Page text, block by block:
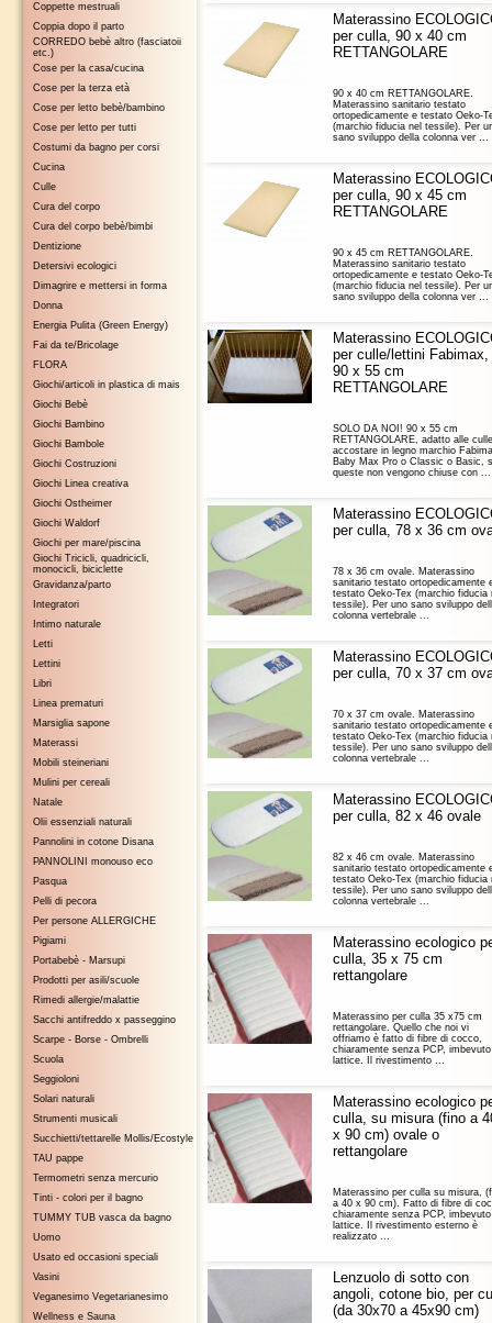
Coppette mestruali
Coppia dopo il parto
CORREDO bebè altro (fasciatoii
etc.)
Cose per la casa/cucina
Cose per la terza età
Cose per letto bebè/bambino
Cose per letto per tutti
Costumi da bagno per corsi
Cucina
Culle
Cura del corpo
Cura del corpo bebè/bimbi
Dentizione
Detersivi ecologici
Dimagrire e mettersi in forma
Donna
Energia Pulita (Green Energy)
Fai da te/Bricolage
FLORA
Giochi/articoli in plastica di mais
Giochi Bebè
Giochi Bambino
Giochi Bambole
Giochi Costruzioni
Giochi Linea creativa
Giochi Ostheimer
Giochi Waldorf
Giochi per mare/piscina
Giochi Tricicli, quadricicli,
monocicli, biciclette
Gravidanza/parto
Integratori
Intimo naturale
Letti
Lettini
Libri
Linea prematuri
Marsiglia sapone
Materassi
Mobili steineriani
Mulini per cereali
Natale
Olii essenziali naturali
Pannolini in cotone Disana
PANNOLINI monouso eco
Pasqua
Pelli di pecora
Per persone ALLERGICHE
Pigiami
Portabebè - Marsupi
Prodotti per asili/scuole
Rimedi allergie/malattie
Sacchi antifreddo x passeggino
Scarpe - Borse - Ombrelli
Scuola
Seggioloni
Solari naturali
Strumenti musicali
Succhietti/tettarelle Mollis/Ecostyle
TAU pappe
Termometri senza mercurio
Tinti - colori per il bagno
TUMMY TUB vasca da bagno
Uomo
Usato ed occasioni speciali
Vasini
Veganesimo Vegetarianesimo
Wellness e Sauna
Materassino
per culla, 90 x 40 cm
RETTANGOLARE
90 x 40 cm RETTANGOLARE.
Materassino sanitario testato
ortopedicamente e testato Oeko-
(marchio fiducia nel tessile). Per
sano sviluppo della colonna ver ...
Materassino
per culla, 90 x 45 cm
RETTANGOLARE
90 x 45 cm RETTANGOLARE.
Materassino sanitario testato
ortopedicamente e testato Oeko-
(marchio fiducia nel tessile). Per
sano sviluppo della colonna ver ...
Materassino
per culle/lettini Fabimax,
90 x 55 cm
RETTANGOLARE
SOLO DA NOI! 90 x 55 cm
RETTANGOLARE, adatto alle
accostare in legno marchio
Baby Max Pro o Classic o Basic,
queste non vengono chiuse con ...
Materassino
per culla, 78 x 36 cm
78 x 36 cm ovale. Materassino
sanitario testato ortopedicamente
testato Oeko-Tex (marchio fiducia
tessile). Per uno sano sviluppo
colonna vertebrale ...
Materassino
per culla, 70 x 37 cm
70 x 37 cm ovale. Materassino
sanitario testato ortopedicamente
testato Oeko-Tex (marchio fiducia
tessile). Per uno sano sviluppo
colonna vertebrale ...
Materassino
per culla, 82 x 46 ovale
82 x 46 cm ovale. Materassino
sanitario testato ortopedicamente
testato Oeko-Tex (marchio fiducia
tessile). Per uno sano sviluppo
colonna vertebrale ...
Materassino ecologico
culla, 35 x 75 cm
rettangolare
Materassino per culla 35 x75 cm
rettangolare. Quello che noi vi
offriamo è fatto di fibre di cocco,
chiaramente senza PCP,
lattice. Il rivestimento ...
Materassino ecologico
culla, su misura (fino a
x 90 cm) ovale o
rettangolare
Materassino per culla su misura,
a 40 x 90 cm). Fatto di fibre di
chiaramente senza PCP,
lattice. Il rivestimento esterno è
realizzato ...
Lenzuolo di sotto con
angoli, cotone bio, per
(da 30x70 a 45x90 cm)